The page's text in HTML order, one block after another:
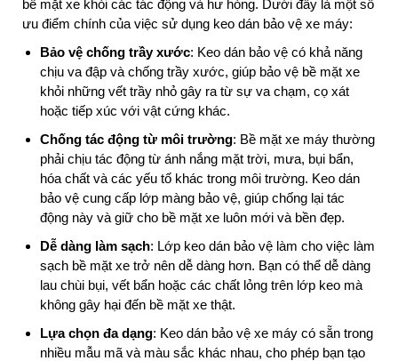
bề mặt xe khỏi các tác động và hư hỏng. Dưới đây là một số
ưu điểm chính của việc sử dụng keo dán bảo vệ xe máy:
Bảo vệ chống trầy xước: Keo dán bảo vệ có khả năng
chịu va đập và chống trầy xước, giúp bảo vệ bề mặt xe
khỏi những vết trầy nhỏ gây ra từ sự va chạm, cọ xát
hoặc tiếp xúc với vật cứng khác.
Chống tác động từ môi trường: Bề mặt xe máy thường
phải chịu tác động từ ánh nắng mặt trời, mưa, bụi bẩn,
hóa chất và các yếu tố khác trong môi trường. Keo dán
bảo vệ cung cấp lớp màng bảo vệ, giúp chống lại tác
động này và giữ cho bề mặt xe luôn mới và bền đẹp.
Dễ dàng làm sạch: Lớp keo dán bảo vệ làm cho việc làm
sạch bề mặt xe trở nên dễ dàng hơn. Bạn có thể dễ dàng
lau chùi bụi, vết bẩn hoặc các chất lỏng trên lớp keo mà
không gây hại đến bề mặt xe thật.
Lựa chọn đa dạng: Keo dán bảo vệ xe máy có sẵn trong
nhiều mẫu mã và màu sắc khác nhau, cho phép bạn tạo